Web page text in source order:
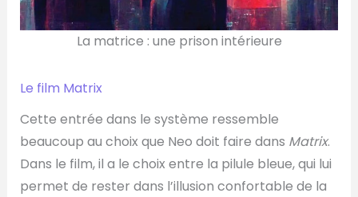
La matrice : une prison intérieure
Le film Matrix
Cette entrée dans le système ressemble
beaucoup au choix que Neo doit faire dans Matrix.
Dans le film, il a le choix entre la pilule bleue, qui lui
permet de rester dans l’illusion confortable de la